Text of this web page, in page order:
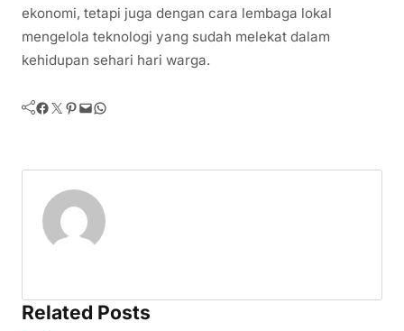
ekonomi, tetapi juga dengan cara lembaga lokal
mengelola teknologi yang sudah melekat dalam
kehidupan sehari hari warga.
Facebook Twitter Pinterest Mail WhatsApp
Related Posts